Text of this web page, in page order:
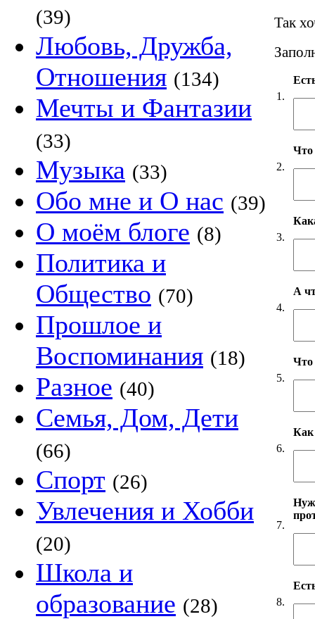
(39)
Любовь, Дружба,
Отношения (134)
Мечты и Фантазии
(33)
Музыка (33)
Обо мне и О нас (39)
О моём блоге (8)
Политика и
Общество (70)
Прошлое и
Воспоминания (18)
Разное (40)
Семья, Дом, Дети
(66)
Спорт (26)
Увлечения и Хобби
(20)
Школа и
образование (28)
Так
1.
2.
Что
3.
4.
А
5.
Что
6.
Как
7.
8.